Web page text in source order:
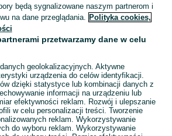
będą sygnalizowane naszym partnerom i
na dane przeglądania. Polityka cookies,
przetwarzamy dane w celu
geolokalizacyjnych. Aktywne
urządzenia do celów identyfikacji.
dzięki statystyce lub kombinacji danych z
informacji na urządzeniu lub
efektywności reklam. Rozwój i ulepszanie
w celu personalizacji treści. Tworzenie
reklam. Wykorzystywanie
do wyboru reklam. Wykorzystywanie